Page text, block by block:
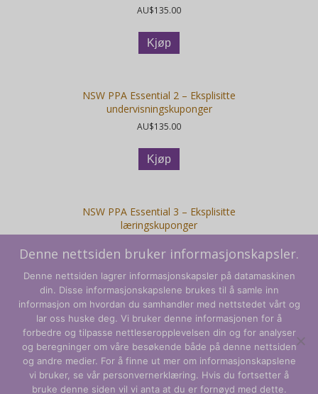
AU$135.00
Kjøp
NSW PPA Essential 2 – Eksplisitte
undervisningskuponger
AU$135.00
Kjøp
NSW PPA Essential 3 – Eksplisitte
læringskuponger
Kjøp
Vilkår og betingelser
Personvernregler
Denne nettsiden bruker informasjonskapsler.
Denne nettsiden lagrer informasjonskapsler på datamaskinen
din. Disse informasjonskapslene brukes til å samle inn
informasjon om hvordan du samhandler med nettstedet vårt og
lar oss huske deg. Vi bruker denne informasjonen for å
forbedre og tilpasse nettleseropplevelsen din og for analyser
og beregninger om våre besøkende både på denne nettsiden
og andre medier. For å finne ut mer om informasjonskapslene
vi bruker, se vår personvernerklæring. Hvis du fortsetter å
bruke denne siden vil vi anta at du er fornøyd med dette.